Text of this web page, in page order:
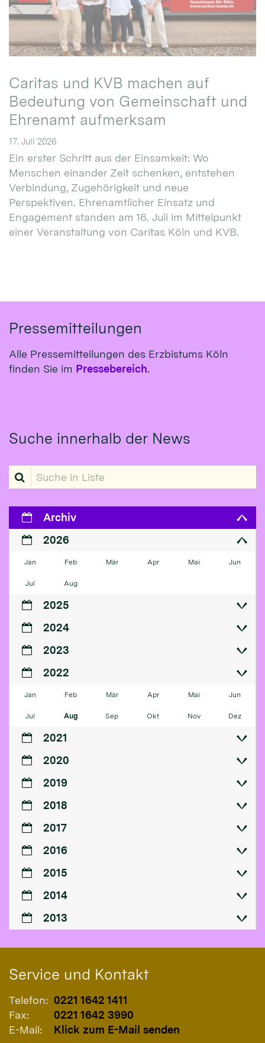
Caritas und KVB machen auf
Bedeutung von Gemeinschaft und
Ehrenamt aufmerksam
17. Juli 2026
Ein erster Schritt aus der Einsamkeit: Wo
Menschen einander Zeit schenken, entstehen
Verbindung, Zugehörigkeit und neue
Perspektiven. Ehrenamtlicher Einsatz und
Engagement standen am 16. Juli im Mittelpunkt
einer Veranstaltung von Caritas Köln und KVB.
Pressemitteilungen
Alle Pressemitteilungen des Erzbistums Köln
finden Sie im Pressebereich.
Suche innerhalb der News
Suche in Liste
Archiv
2026
Jan Feb Mär Apr Mai Jun
Jul Aug
2025
2024
2023
2022
Jan Feb Mär Apr Mai Jun
Jul Aug Sep Okt Nov Dez
2021
2020
2019
2018
2017
2016
2015
2014
2013
Service und Kontakt
Telefon: 0221 1642 1411
Fax:
0221 1642 3990
E-Mail:
Klick zum E-Mail senden